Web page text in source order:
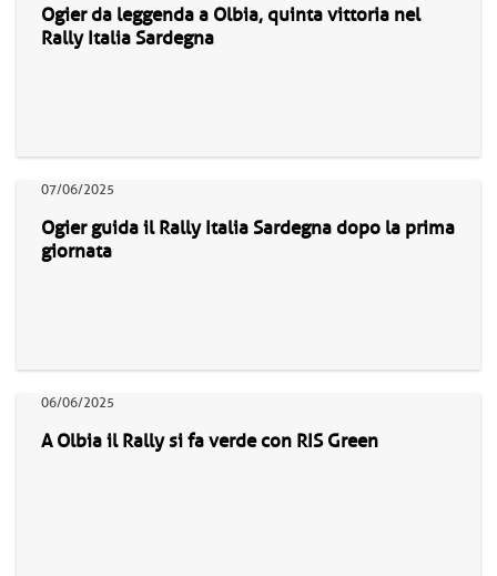
Ogier da leggenda a Olbia, quinta vittoria nel
Rally Italia Sardegna
07/06/2025
Ogier guida il Rally Italia Sardegna dopo la prima
giornata
06/06/2025
A Olbia il Rally si fa verde con RIS Green